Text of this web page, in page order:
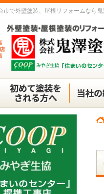
市で外壁塗装、屋根リフォームなら